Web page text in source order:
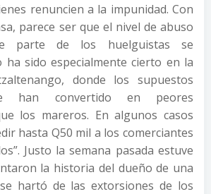
renuncien a la impunidad. Con
parece ser que el nivel de abuso
parte de los huelguistas se
ha sido especialmente cierto en la
donde los supuestos
han convertido en peores
los mareros. En algunos casos
hasta Q50 mil a los comerciantes
Justo la semana pasada estuve
la historia del dueño de una
hartó de las extorsiones de los